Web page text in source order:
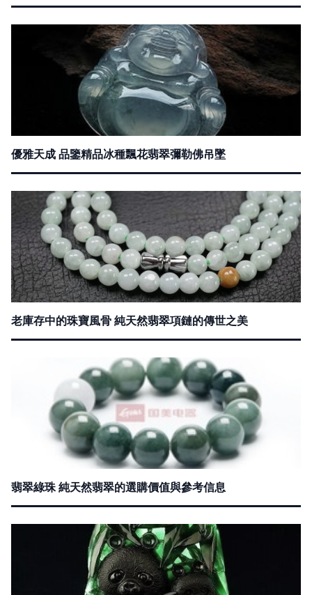
優雅天成 品鑒精品冰種飄花翡翠彌勒佛吊墜
老庫存中的珠寶風骨 純天然翡翠項鏈的傳世之美
翡翠綠珠 純天然翡翠的選購價值與參考信息